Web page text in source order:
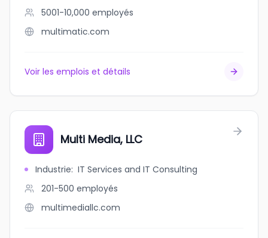
5001-10,000 employés
multimatic.com
Voir les emplois et détails
Multi Media, LLC
Industrie: IT Services and IT Consulting
201-500 employés
multimediallc.com